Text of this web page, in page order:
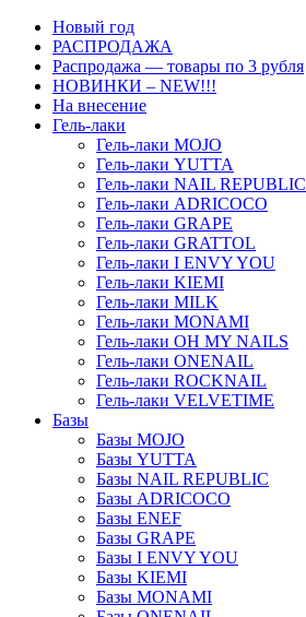
Новый год
РАСПРОДАЖА
Распродажа — товары по 3 рубля
НОВИНКИ – NEW!!!
На внесение
Гель-лаки
Гель-лаки MOJO
Гель-лаки YUTTA
Гель-лаки NAIL REPUBLIC
Гель-лаки ADRICOCO
Гель-лаки GRAPE
Гель-лаки GRATTOL
Гель-лаки I ENVY YOU
Гель-лаки KIEMI
Гель-лаки MILK
Гель-лаки MONAMI
Гель-лаки OH MY NAILS
Гель-лаки ONENAIL
Гель-лаки ROCKNAIL
Гель-лаки VELVETIME
Базы
Базы MOJO
Базы YUTTA
Базы NAIL REPUBLIC
Базы ADRICOCO
Базы ENEF
Базы GRAPE
Базы I ENVY YOU
Базы KIEMI
Базы MONAMI